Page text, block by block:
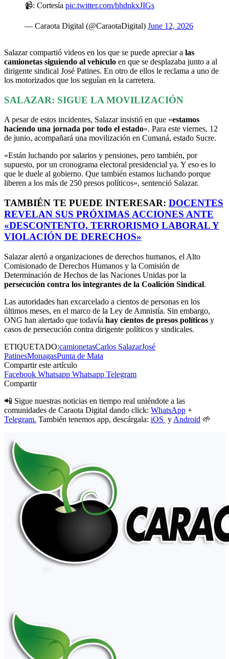
📹: Cortesía pic.twitter.com/bhdnkxJIGs
— Caraota Digital (@CaraotaDigital) June 12, 2026
Salazar compartió videos en los que se puede apreciar a las
camionetas siguiendo al vehículo en que se desplazaba junto a al
dirigente sindical José Patines. En otro de ellos le reclama a uno de
los motorizados que los seguían en la carretera.
SALAZAR: SIGUE LA MOVILIZACIÓN
A pesar de estos incidentes, Salazar insistió en que «estamos
haciendo una jornada por todo el estado». Para este viernes, 12
de junio, acompañará una movilización en Cumaná, estado Sucre.
«Están luchando por salarios y pensiones, pero también, por
supuesto, por un cronograma electoral presidencial ya. Y eso es lo
que le duele al gobierno. Que también estamos luchando porque
liberen a los más de 250 presos políticos», sentenció Salazar.
TAMBIÉN TE PUEDE INTERESAR: DOCENTES
REVELAN SUS PRÓXIMAS ACCIONES ANTE
«DESCONTENTO, TERRORISMO LABORAL Y
VIOLACIÓN DE DERECHOS»
Salazar alertó a organizaciones de derechos humanos, el Alto
Comisionado de Derechos Humanos y la Comisión de
Determinación de Hechos de las Naciones Unidas por la
persecución contra los integrantes de la Coalición Sindical.
Las autoridades han excarcelado a cientos de personas en los
últimos meses, en el marco de la Ley de Amnistía. Sin embargo,
ONG han alertado que todavía hay cientos de presos políticos y
casos de persecución contra dirigente políticos y sindicales.
ETIQUETADO:camionetasCarlos SalazarJosé
PatinesMonagasPunta de Mata
Compartir este artículo
Facebook Whatsapp Whatsapp Telegram
Compartir
📲 Sigue nuestras noticias en tiempo real uniéndote a las
comunidades de Caraota Digital dando click: WhatsApp +
Telegram. También tenemos app, descárgala: iOS y Android 🌱